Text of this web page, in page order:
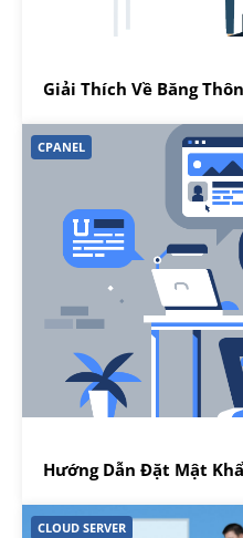
Giải Thích Về Băng
CPANEL
Hướng Dẫn Đặt Mật
CLOUD SERVER